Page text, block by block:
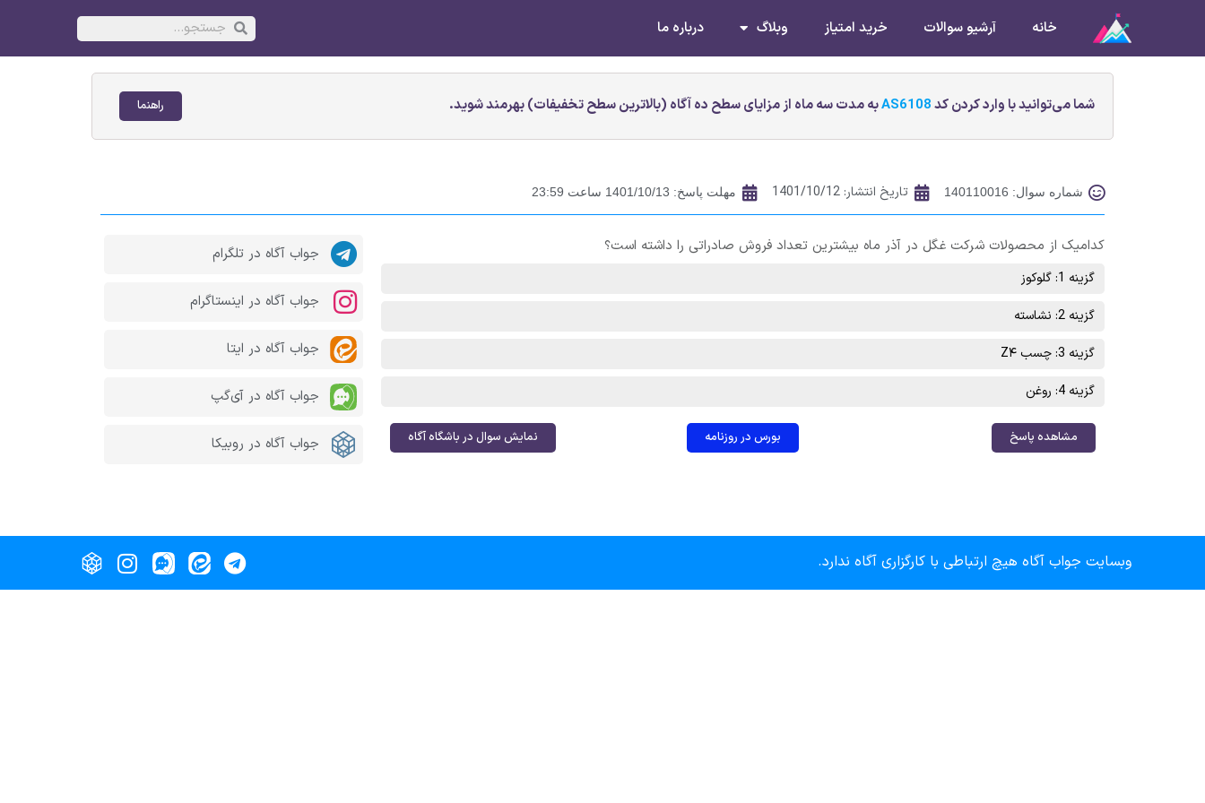
خانه آرشیو سوالات خرید امتیاز وبلاگ درباره ما
شما می‌توانید با وارد کردن کدAS6108به مدت سه ماه از مزایای سطح ده آگاه (بالاترین سطح تخفیفات) بهرمند شوید. راهنما
شماره سوال: 140110016 تاریخ انتشار: 1401/10/12 مهلت پاسخ: 1401/10/13 ساعت 23:59
کدامیک از محصولات شرکت غگل در آذر ماه بیشترین تعداد فروش صادراتی را داشته است؟
گزینه 1: گلوکوز
گزینه 2: نشاسته
گزینه 3: چسب Z۴
گزینه 4: روغن
مشاهده پاسخ بورس در روزنامه نمایش سوال در باشگاه آگاه
جواب آگاه در تلگرام
جواب آگاه در اینستاگرام
جواب آگاه در ایتا
جواب آگاه در آی‌گپ
جواب آگاه در روبیکا
وبسایت جواب آگاه هیچ ارتباطی با کارگزاری آگاه ندارد.